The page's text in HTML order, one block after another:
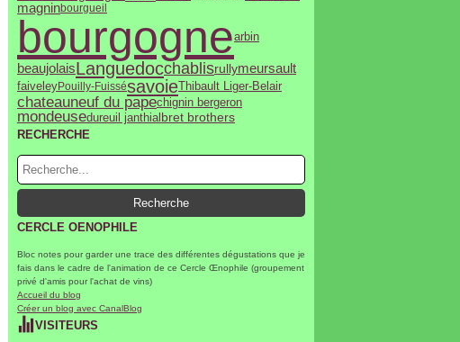
magninbourgueil
bourgognearbin
beaujolaisLanguedocchablisrullymeursault
faiveleyPouilly-Fuissésavoie Thibault Liger-Belair
chateauneuf du papechignin bergeron
mondeusedureuil janthialbret brothers
RECHERCHE
CERCLE OENOPHILE
Bloc notes pour garder une trace des différentes dégustations que je
fais dans le cadre de l'animation de ce Cercle Œnophile (groupement
privé d'amis pour l'achat de vins)
Accueil du blog
Créer un blog avec CanalBlog
VISITEURS